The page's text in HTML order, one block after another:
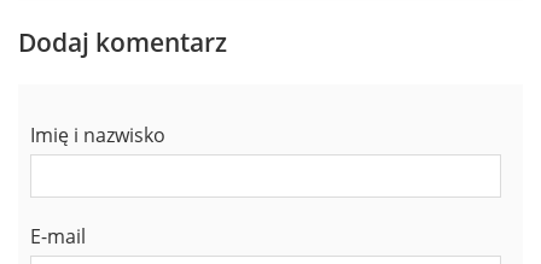
Dodaj komentarz
Imię i nazwisko
E-mail